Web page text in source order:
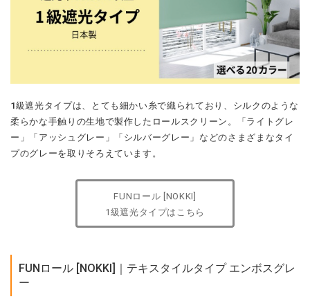
1級遮光タイプは、とても細かい糸で織られており、シルクのような
柔らかな手触りの生地で製作したロールスクリーン。「ライトグレ
ー」「アッシュグレー」「シルバーグレー」などのさまざまなタイ
プのグレーを取りそろえています。
FUNロール [NOKKI]
1級遮光タイプはこちら
FUNロール [NOKKI]｜テキスタイルタイプ エンボスグレ
ー